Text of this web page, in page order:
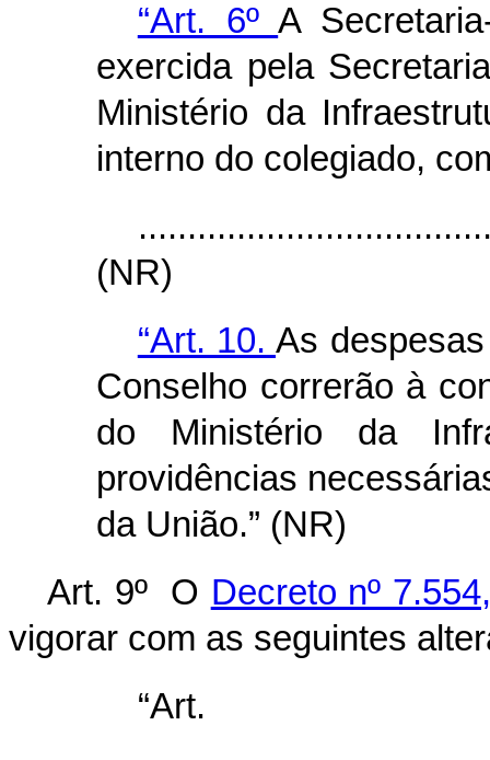
“Art. 6ºA
exercida pela
Ministério da
interno do colegiado,
(NR)
“Art. 10. As
Conselho correrão à
do Ministério da
providências
da União.” (NR)
Art. 9º O Decreto nº
vigorar com as seguintes